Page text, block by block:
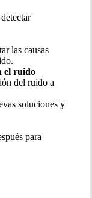
las causas
el ruido
del ruido a
soluciones y
para